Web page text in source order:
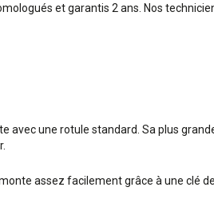
et garantis 2 ans. Nos
une rotule standard. Sa plus
assez facilement grâce à une clé